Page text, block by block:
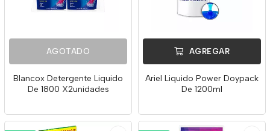
AGOTADO
Blancox Detergente Liquido
De 1800 X2unidades
AGREGAR
Ariel Liquido Power Doypack
De 1200ml